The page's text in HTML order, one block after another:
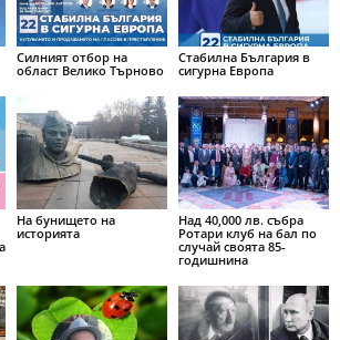
Силният отбор на
област Велико Търново
Стабилна България в
сигурна Европа
На бунището на
историята
Над 40,000 лв. събра
Ротари клуб на бал по
случай своята 85-
годишнина